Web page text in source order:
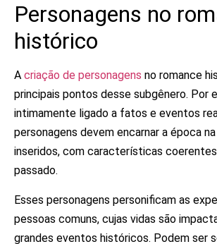
Personagens no
histórico
A criação de personagens no romance
principais pontos desse subgênero. Por
intimamente ligado a fatos e eventos
personagens devem encarnar a época
inseridos, com características
passado.
Esses personagens personificam as
pessoas comuns, cujas vidas são
grandes eventos históricos. Podem ser